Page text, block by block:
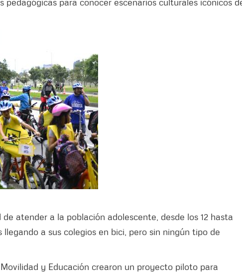
atender a la población adolescente, desde los 12 hasta
llegando a sus colegios en bici, pero sin ningún tipo de
y Educación crearon un proyecto piloto para